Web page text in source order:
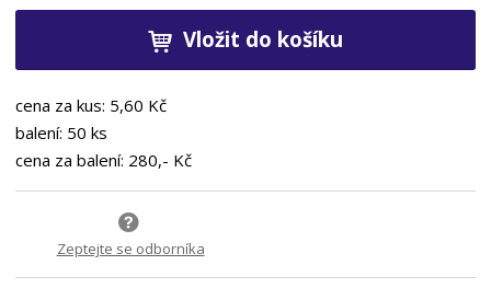
Vložit do košíku
cena za kus: 5,60 Kč
balení: 50 ks
cena za balení: 280,- Kč
Zeptejte se odborníka